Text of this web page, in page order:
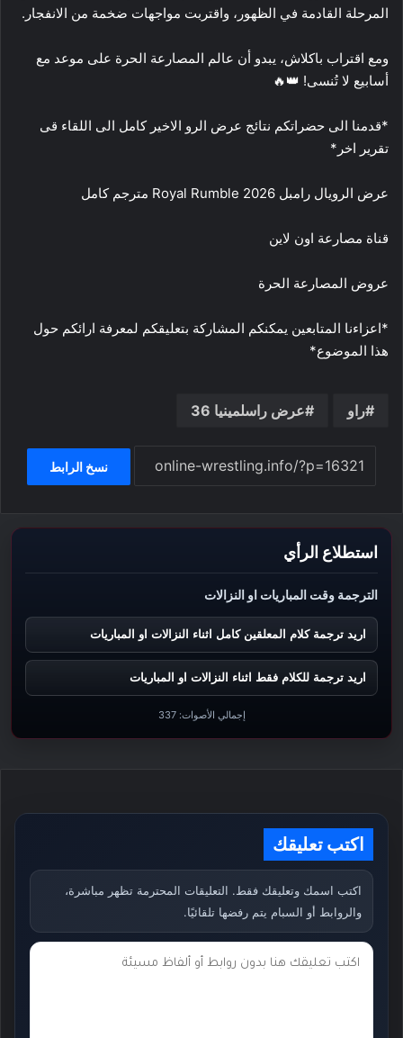
المرحلة القادمة في الظهور، واقتربت مواجهات ضخمة من الانفجار.
ومع اقتراب باكلاش، يبدو أن عالم المصارعة الحرة على موعد مع
أسابيع لا تُنسى! 👑🔥
*قدمنا الى حضراتكم نتائج عرض الرو الاخير كامل الى اللقاء قى
تقرير اخر*
عرض الرويال رامبل 2026 Royal Rumble مترجم كامل
قناة مصارعة اون لاين
عروض المصارعة الحرة
*اعزاءنا المتابعين يمكنكم المشاركة بتعليقكم لمعرفة ارائكم حول
هذا الموضوع*
راو عرض راسلمينيا 36
نسخ الرابط
استطلاع الرأي
الترجمة وقت المباريات او النزالات
اريد ترجمة كلام المعلقين كامل اثناء النزالات او المباريات
اريد ترجمة للكلام فقط اثناء النزالات او المباريات
إجمالي الأصوات:337
اكتب تعليقك
اكتب اسمك وتعليقك فقط. التعليقات المحترمة تظهر مباشرة،
والروابط أو السبام يتم رفضها تلقائيًا.
ت